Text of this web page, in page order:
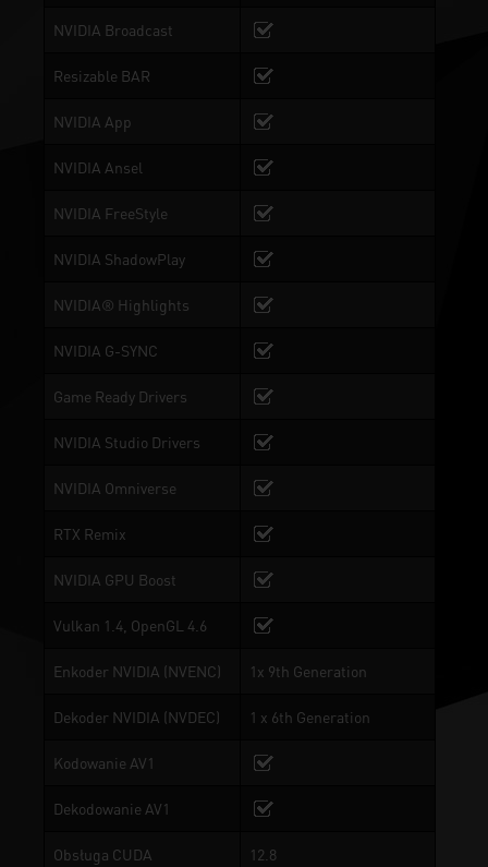
NVIDIA Broadcast
Resizable BAR
NVIDIA App
NVIDIA Ansel
NVIDIA FreeStyle
NVIDIA ShadowPlay
NVIDIA® Highlights
NVIDIA G-SYNC
Game Ready Drivers
NVIDIA Studio Drivers
NVIDIA Omniverse
RTX Remix
NVIDIA GPU Boost
Vulkan 1.4, OpenGL 4.6
Enkoder NVIDIA (NVENC) 1x 9th Generation
Dekoder NVIDIA (NVDEC) 1 x 6th Generation
Kodowanie AV1
Dekodowanie AV1
Obsługa CUDA 12.8